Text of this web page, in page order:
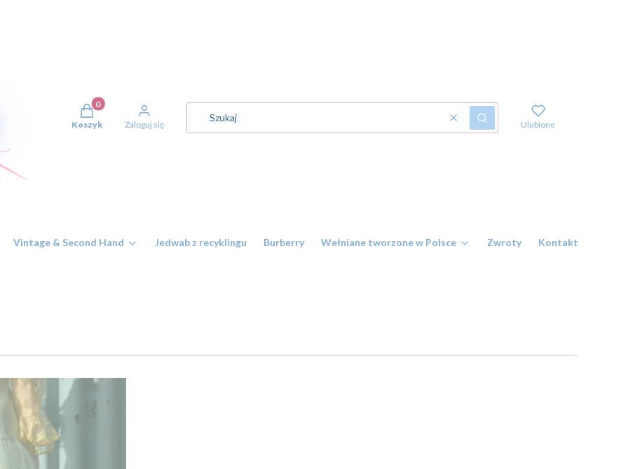
Produkty w koszyku: 0. Zobacz szczegóły
Koszyk Zaloguj się WyczyśćSzukaj Ulubione
Vintage & Second Hand Jedwab z recyklingu Burberry Wełniane tworzone w Polsce Zwroty Kontakt i numer